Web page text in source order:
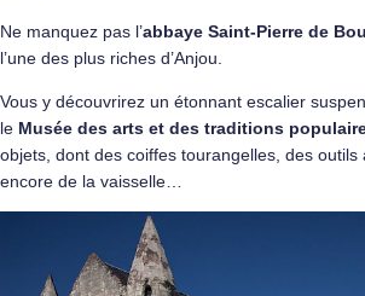
Ne manquez pas l’abbaye Saint-Pierre de
l’une des plus riches d’Anjou.
Vous y découvrirez un étonnant escalier
le Musée des arts et des traditions
objets, dont des coiffes tourangelles, des outils
encore de la vaisselle…